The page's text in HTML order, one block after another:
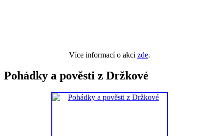
Více informací o akci zde.
Pohádky a pověsti z Držkové